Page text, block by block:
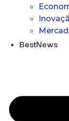
BestNews